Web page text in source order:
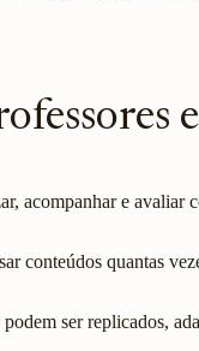
acompanhar e avaliar
conteúdos quantas
ser replicados,